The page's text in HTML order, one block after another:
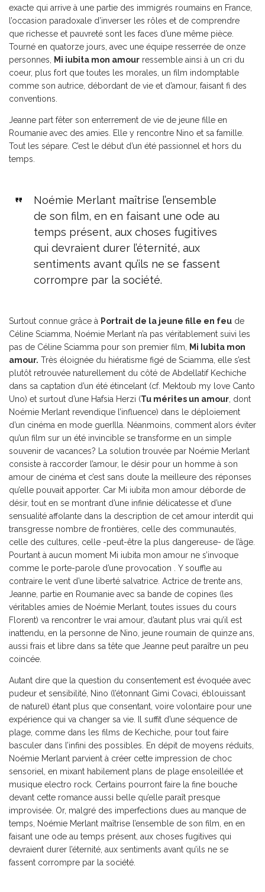
exacte qui arrive à une partie des immigrés roumains en France,
l’occasion paradoxale d’inverser les rôles et de comprendre
que richesse et pauvreté sont les faces d’une même pièce.
Tourné en quatorze jours, avec une équipe resserrée de onze
personnes,
Mi iubita mon amour ressemble ainsi à un cri du
coeur, plus fort que toutes les morales, un film indomptable
comme son autrice, débordant de vie et d’amour, faisant fi des
conventions.
Jeanne part fêter son enterrement de vie de jeune fille en
Roumanie avec des amies. Elle y rencontre Nino et sa famille.
Tout les sépare. C’est le début d’un été passionnel et hors du
temps.
Noémie Merlant maîtrise l’ensemble
de son film, en en faisant une ode au
temps présent, aux choses fugitives
qui devraient durer l’éternité, aux
sentiments avant qu’ils ne se fassent
corrompre par la société.
Surtout connue grâce à Portrait de la jeune fille en feu de
Céline Sciamma, Noémie Merlant n’a pas véritablement suivi les
pas de Céline Sciamma pour son premier film,
Mi Iubita mon
amour. Très éloignée du hiératisme figé de Sciamma, elle s’est
plutôt retrouvée naturellement du côté de Abdellatif Kechiche
dans sa captation d’un été étincelant (cf. Mektoub my love Canto
Uno) et surtout d’une Hafsia Herzi (Tu mérites un amour , dont
Noémie Merlant revendique l’influence) dans le déploiement
d’un cinéma en mode guerIlla. Néanmoins, comment alors éviter
qu’un film sur un été invincible se transforme en un simple
souvenir de vacances? La solution trouvée par Noémie Merlant
consiste à raccorder l’amour, le désir pour un homme à son
amour de cinéma et c’est sans doute la meilleure des réponses
qu’elle pouvait apporter. Car Mi iubita mon amour déborde de
désir, tout en se montrant d’une infinie délicatesse et d’une
sensualité affolante dans la description de cet amour interdit qui
transgresse nombre de frontières, celle des communautés,
celle des cultures, celle -peut-être la plus dangereuse- de l’âge.
Pourtant à aucun moment Mi iubita mon amour ne s’invoque
comme le porte-parole d’une provocation . Y souffle au
contraire le vent d’une liberté salvatrice. Actrice de trente ans,
Jeanne, partie en Roumanie avec sa bande de copines (les
véritables amies de Noémie Merlant, toutes issues du cours
Florent) va rencontrer le vrai amour, d’autant plus vrai qu’il est
inattendu, en la personne de Nino, jeune roumain de quinze ans,
aussi frais et libre dans sa tête que Jeanne peut paraître un peu
coincée.
Autant dire que la question du consentement est évoquée avec
pudeur et sensibilité, Nino (l’étonnant Gimi Covaci, éblouissant
de naturel) étant plus que consentant, voire volontaire pour une
expérience qui va changer sa vie. Il suffit d’une séquence de
plage, comme dans les films de Kechiche, pour tout faire
basculer dans l’infini des possibles. En dépit de moyens réduits,
Noémie Merlant parvient à créer cette impression de choc
sensoriel, en mixant habilement plans de plage ensoleillée et
musique electro rock. Certains pourront faire la fine bouche
devant cette romance aussi belle qu’elle paraît presque
improvisée. Or, malgré des imperfections dues au manque de
temps, Noémie Merlant maîtrise l’ensemble de son film, en en
faisant une ode au temps présent, aux choses fugitives qui
devraient durer l’éternité, aux sentiments avant qu’ils ne se
fassent corrompre par la société.